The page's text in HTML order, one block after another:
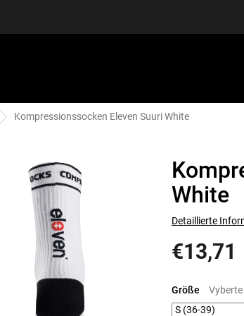
Kompressionssocken Eleven Suuri White
White
€13,71
Größe
Detaillierte